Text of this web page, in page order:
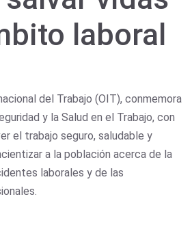
laboral
del Trabajo (OIT), conmemora
y la Salud en el Trabajo, con
el trabajo seguro, saludable y
a la población acerca de la
laborales y de las